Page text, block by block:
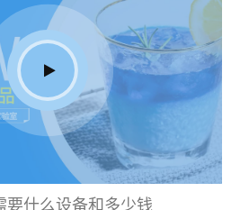
要什么设备和多少钱